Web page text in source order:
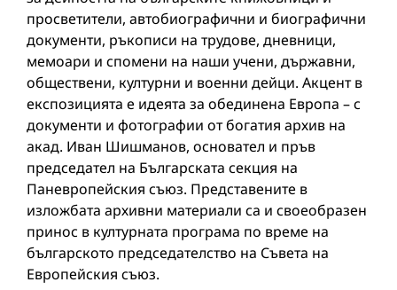
просветители, автобиографични и биографични
документи, ръкописи на трудове, дневници,
мемоари и спомени на наши учени, държавни,
обществени, културни и военни дейци. Акцент в
експозицията е идеята за обединена Европа – с
документи и фотографии от богатия архив на
акад. Иван Шишманов, основател и пръв
председател на Българската секция на
Паневропейския съюз. Представените в
изложбата архивни материали са и своеобразен
принос в културната програма по време на
българското председателство на Съвета на
Европейския съюз.